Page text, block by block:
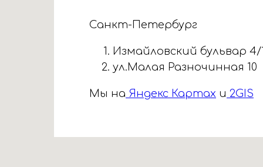
Санкт-Петербург
Измайловский бульвар 4/
ул.Малая Разночинная 10
Мы на Яндекс Картах и 2GIS